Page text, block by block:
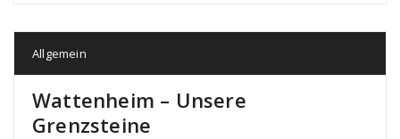
Allgemein
Wattenheim – Unsere
Grenzsteine